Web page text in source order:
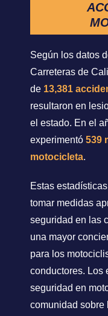
Según los datos
Carreteras de
de 13,381
resultaron en
el estado. En el
experimentó 539
motocicleta.
Estas
tomar medidas
seguridad en las
una mayor
para los
conductores. Los
seguridad en
comunidad sobre